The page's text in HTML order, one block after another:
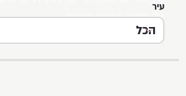
זה לזה בבוא היום.
עיר